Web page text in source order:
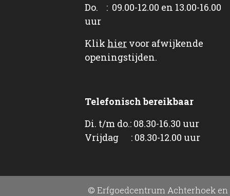
Do. : 09.00-12.00 en 13.00-16.00
uur
Klik hier voor afwijkende
openingstijden.
Telefonisch bereikbaar
Di. t/m do.: 08.30-16.30 uur
Vrijdag : 08.30-12.00 uur
© Erfgoedcentrum Achterhoek en